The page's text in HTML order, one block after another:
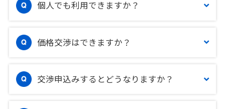
個人でも利用できますか？
価格交渉はできますか？
交渉申込みするとどうなりますか？